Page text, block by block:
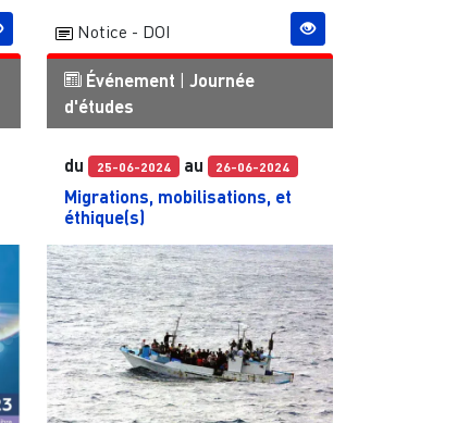
Notice - DOI
Événement | Journée
d'études
du 25-06-2024 au 26-06-2024
Migrations, mobilisations, et
éthique(s)